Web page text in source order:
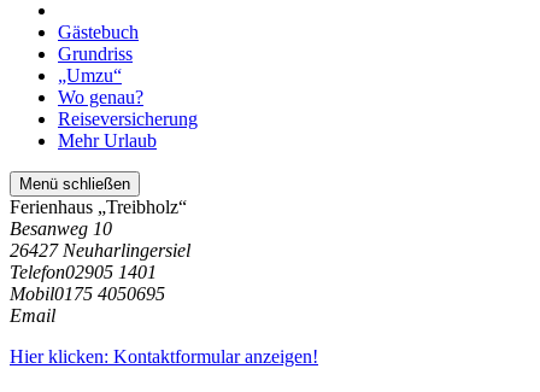
Gästebuch
Grundriss
„Umzu“
Wo genau?
Reiseversicherung
Mehr Urlaub
Menü schließen
Ferienhaus „Treibholz“
Besanweg 10
26427 Neuharlingersiel
Telefon02905 1401
Mobil0175 4050695
Email
Hier klicken: Kontaktformular anzeigen!